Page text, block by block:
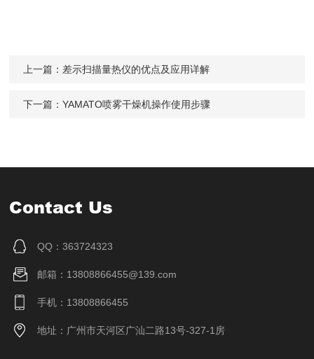
上一篇： 差示扫描量热仪的优点及应用详解
下一篇：YAMATO喷雾干燥机操作使用步骤
Contact Us
QQ：363724323
邮箱：13808866455@139.com
手机：13808866455
地址：广州市天河区广汕二路13号-327-1房